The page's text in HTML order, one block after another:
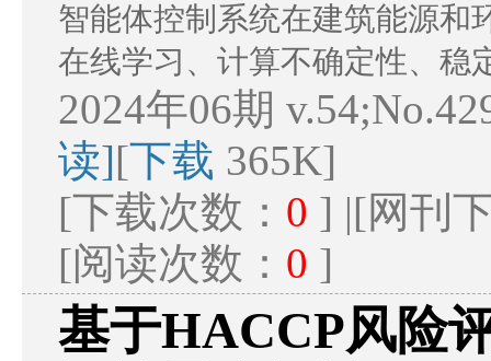
智能体控制系统在建筑能源和
在线学习、计算不确定性、稳
2024年06期
读][下载 365K]
[下载次数： 0 ] |[网刊
[阅读次数： 0 ]
基于HACCP风险